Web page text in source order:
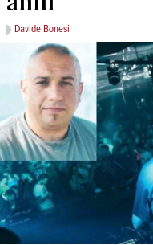
Davide Bonesi